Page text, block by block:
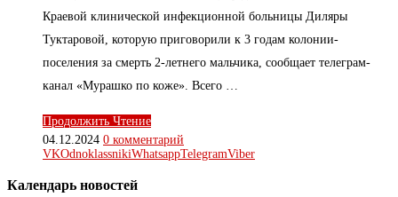
Краевой клинической инфекционной больницы Диляры
Туктаровой, которую приговорили к 3 годам колонии-
поселения за смерть 2-летнего мальчика, сообщает телеграм-
канал «Мурашко по коже». Всего …
Продолжить Чтение
04.12.2024 0 комментарий
VKOdnoklassnikiWhatsappTelegramViber
Календарь новостей